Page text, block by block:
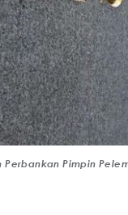
Perbankan Pimpin